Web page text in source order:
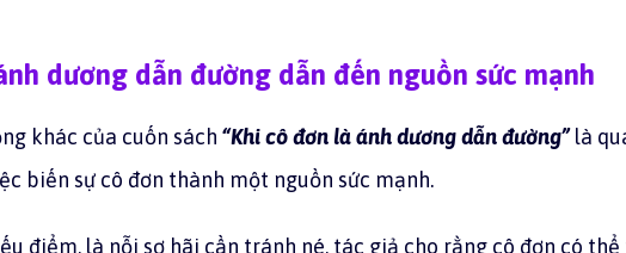
dương dẫn đường dẫn đến nguồn sức mạnh
khác của cuốn sách “Khi cô đơn là ánh dương dẫn đường”là
biến sự cô đơn thành một nguồn sức mạnh.
điểm, là nỗi sợ hãi cần tránh né, tác giả cho rằng cô đơn có